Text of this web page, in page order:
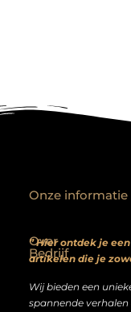
Over
Bedrijf
” Hier ontdek je
artikelen die je
Wij bieden een
spannende
Onze informatie